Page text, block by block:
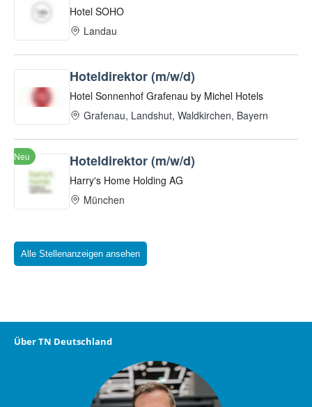
Alle Stellenanzeigen ansehen
Über TN Deutschland